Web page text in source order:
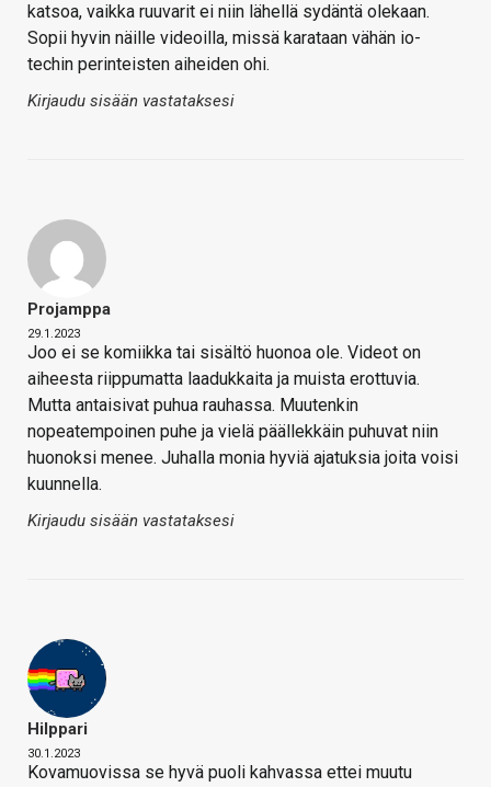
katsoa, vaikka ruuvarit ei niin lähellä sydäntä olekaan.
Sopii hyvin näille videoilla, missä karataan vähän io-
techin perinteisten aiheiden ohi.
Kirjaudu sisään vastataksesi
Projamppa
29.1.2023
Joo ei se komiikka tai sisältö huonoa ole. Videot on
aiheesta riippumatta laadukkaita ja muista erottuvia.
Mutta antaisivat puhua rauhassa. Muutenkin
nopeatempoinen puhe ja vielä päällekkäin puhuvat niin
huonoksi menee. Juhalla monia hyviä ajatuksia joita voisi
kuunnella.
Kirjaudu sisään vastataksesi
Hilppari
30.1.2023
Kovamuovissa se hyvä puoli kahvassa ettei muutu